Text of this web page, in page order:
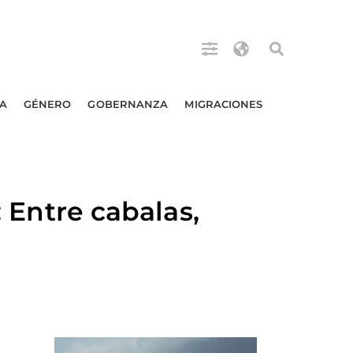
GÉNERO GOBERNANZA MIGRACIONES
Entre cabalas,